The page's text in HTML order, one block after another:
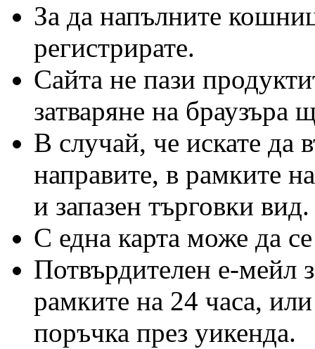
За да напълните
регистрирате.
Сайта не пази
затваряне на браузъра
В случай, че искате да
направите, в рамките
и запазен търговки вид.
С една карта може да
Потвърдителен е-мейл
рамките на 24 часа,
поръчка през уикенда.